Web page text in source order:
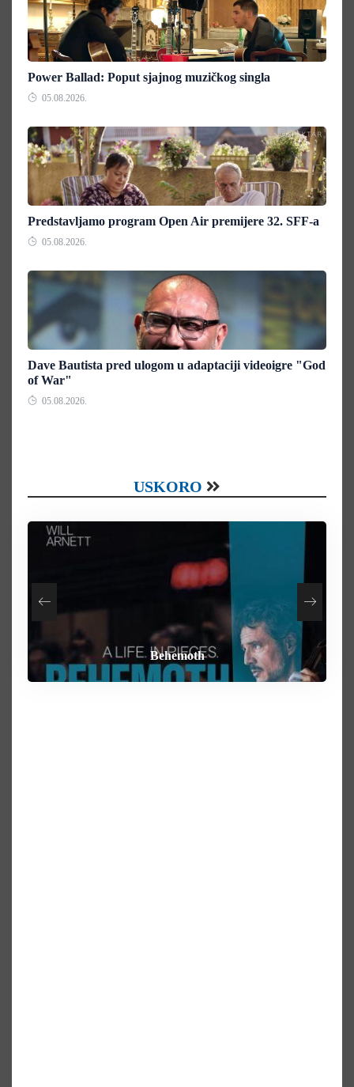
Power Ballad: Poput sjajnog muzičkog singla
05.08.2026.
Predstavljamo program Open Air premijere 32. SFF-a
05.08.2026.
Dave Bautista pred ulogom u adaptaciji videoigre "God
of War"
05.08.2026.
USKORO
Heart of the Beast
Behemoth
How To Rob A Bank
By Any Means